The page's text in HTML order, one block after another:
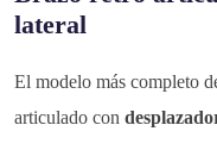
lateral
El modelo más completo
articulado con